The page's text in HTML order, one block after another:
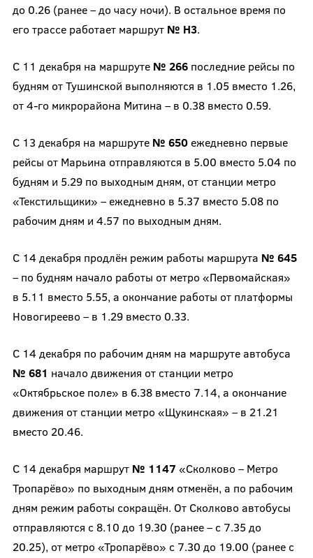
до 0.26 (ранее – до часу ночи). В остальное время по
его трассе работает маршрут № Н3.
С 11 декабря на маршруте № 266последние рейсы по
будням от Тушинской выполняются в 1.05 вместо 1.26,
от 4-го микрорайона Митина – в 0.38 вместо 0.59.
С 13 декабря на маршруте № 650ежедневно первые
рейсы от Марьина отправляются в 5.00 вместо 5.04 по
будням и 5.29 по выходным дням, от станции метро
«Текстильщики» – ежедневно в 5.37 вместо 5.08 по
рабочим дням и 4.57 по выходным дням.
С 14 декабря продлён режим работы маршрута № 645
– по будням начало работы от метро «Первомайская»
в 5.11 вместо 5.55, а окончание работы от платформы
Новогиреево – в 1.29 вместо 0.33.
С 14 декабря по рабочим дням на маршруте автобуса
№ 681 начало движения от станции метро
«Октябрьское поле» в 6.38 вместо 7.14, а окончание
движения от станции метро «Щукинская» – в 21.21
вместо 20.46.
С 14 декабря маршрут № 1147 «Сколково – Метро
Тропарёво» по выходным дням отменён, а по рабочим
дням режим работы сокращён. От Сколково автобусы
отправляются с 8.10 до 19.30 (ранее – с 7.35 до
20.25), от метро «Тропарёво» с 7.30 до 19.00 (ранее с